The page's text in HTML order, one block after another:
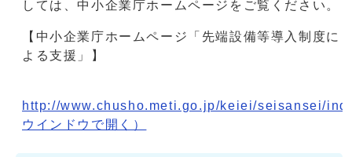
しては、中小企業庁ホームページをご覧ください。
【中小企業庁ホームページ「先端設備等導入制度に
よる支援」】
http://www.chusho.meti.go.jp/keiei/seisansei/
ウインドウで開く）